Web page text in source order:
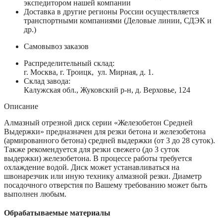
экспедитором нашей компании
Доставка в другие регионы России осуществляется
транспортными компаниями (Деловые линии, СДЭК и
др.)
Самовывоз заказов
Распределительный склад:
г. Москва, г. Троицк, ул. Мирная, д. 1.
Склад завода:
Калужская обл., Жуковский р-н, д. Верховье, 124
Описание
Алмазный отрезной диск серии «Железобетон Средней
Выдержки» предназначен для резки бетона и железобетона
(армированного бетона) средней выдержки (от 3 до 28 суток).
Также рекомендуется для резки свежего (до 3 суток
выдержки) железобетона. В процессе работы требуется
охлаждение водой. Диск может устанавливаться на
швонарезчик или иную технику алмазной резки. Диаметр
посадочного отверстия по Вашему требованию может быть
выполнен любым.
Обрабатываемые материалы